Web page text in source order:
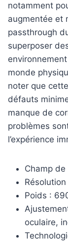
notamment
augmentée et
passthrough
superposer
monde
noter que
défauts
manque de
problèmes
l’expérience
Champ de
Poids :
oculaire,